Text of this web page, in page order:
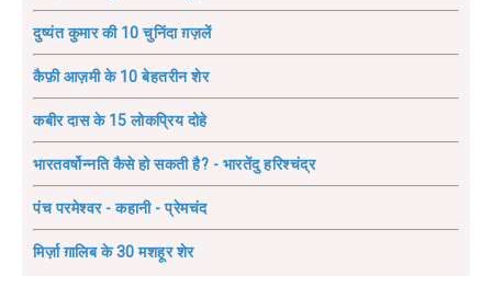
दुष्यंत कुमार की 10 चुनिंदा ग़ज़लें
कैफ़ी आज़मी के 10 बेहतरीन शेर
कबीर दास के 15 लोकप्रिय दोहे
भारतवर्षोन्नति कैसे हो सकती है? - भारतेंदु हरिश्चंद्र
पंच परमेश्वर - कहानी - प्रेमचंद
मिर्ज़ा ग़ालिब के 30 मशहूर शेर